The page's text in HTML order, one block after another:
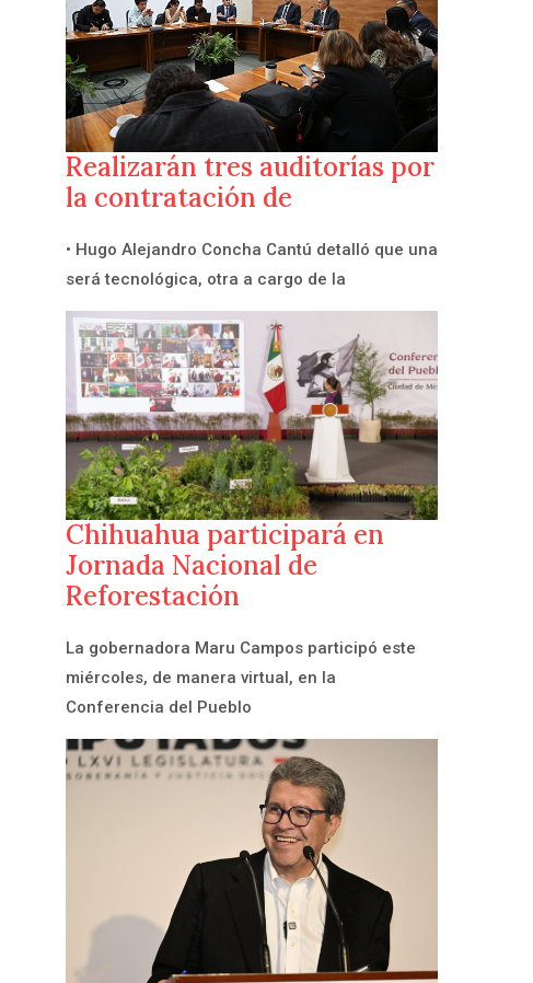
Realizarán tres auditorías por
la contratación de
• Hugo Alejandro Concha Cantú detalló que una
será tecnológica, otra a cargo de la
Chihuahua participará en
Jornada Nacional de
Reforestación
La gobernadora Maru Campos participó este
miércoles, de manera virtual, en la
Conferencia del Pueblo